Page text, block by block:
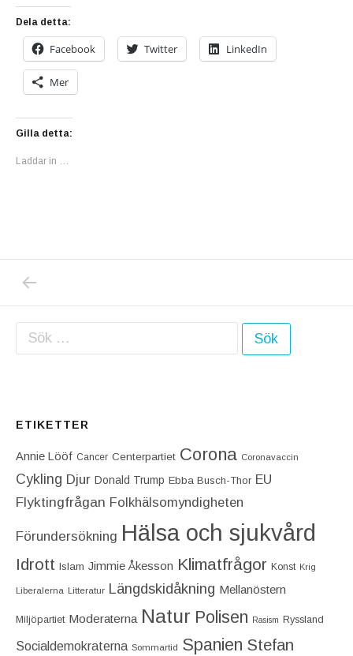
Dela detta:
Facebook Twitter LinkedIn
Mer
Gilla detta:
Laddar in …
Inläggsnavigering
Sök efter:
ETIKETTER
Annie Lööf Cancer Centerpartiet‎ Corona Coronavaccin
Cykling Djur Donald Trump Ebba Busch-Thor EU
Flyktingfrågan Folkhälsomyndigheten
Förundersökning Hälsa och sjukvård
Idrott Islam Jimmie Åkesson Klimatfrågor Konst Krig
Liberalerna Litteratur Längdskidåkning Mellanöstern
Miljöpartiet Moderaterna Natur Polisen Rasism Ryssland
Socialdemokraterna Sommartid Spanien Stefan